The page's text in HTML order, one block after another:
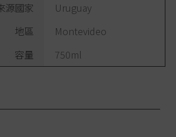
源國家
Uruguay
地區
Montevideo
容量
750ml